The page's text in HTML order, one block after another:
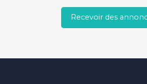
Recevoir des